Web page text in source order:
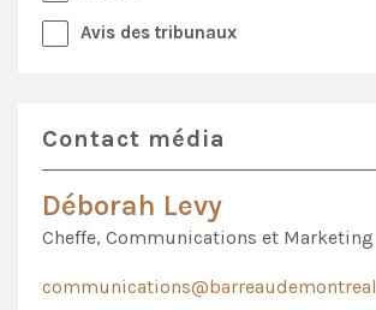
Avis des tribunaux
Contact média
Déborah Levy
Cheffe, Communications et Marketing